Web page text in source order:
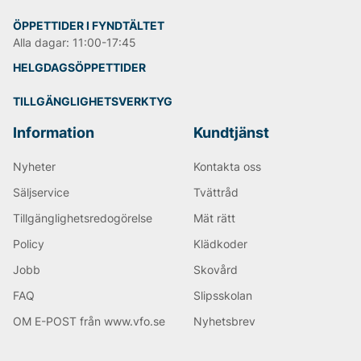
vardagsbyxa som bara blir skönare med tiden.
Andra populära varumärken:
Tiger of Sweden
Björn Borg
Replay
ÖPPETTIDER I FYNDTÄLTET
Alla dagar: 11:00-17:45
HELGDAGSÖPPETTIDER
TILLGÄNGLIGHETSVERKTYG
Information
Nyheter
Säljservice
Tillgänglighetsredogörelse
Policy
Jobb
FAQ
OM E-POST från www.vfo.se
Kundtjänst
Kontakta oss
Tvättråd
Mät rätt
Klädkoder
Skovård
Slipsskolan
Nyhetsbrev